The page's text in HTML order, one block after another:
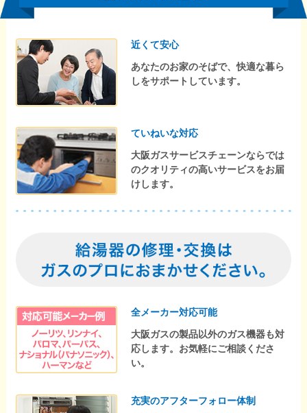
近くて安心
あなたのお家のそばで、快適な暮ら
しをサポートしています。
ていねいな対応
大阪ガスサービスチェーンならでは
のクオリティの高いサービスをお届
けします。
全メーカー対応可能
大阪ガスの製品以外のガス機器も対
応します。お気軽にご相談くださ
い。
充実のアフターフォロー体制